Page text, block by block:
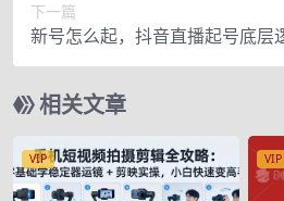
下一篇
新号怎么起，抖音直播起号底层
如何留住流量等！
相关文章
VIP VIP